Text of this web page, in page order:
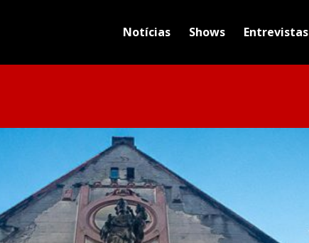
Notícias Shows Entrevistas